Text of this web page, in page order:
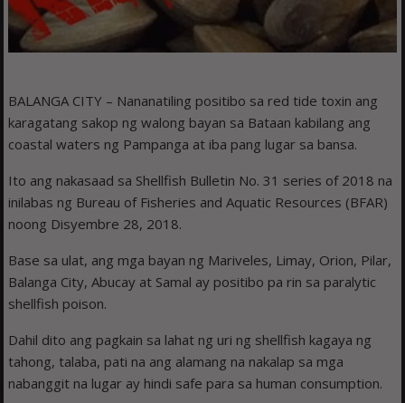
BALANGA CITY – Nananatiling positibo sa red tide toxin ang
karagatang sakop ng walong bayan sa Bataan kabilang ang
coastal waters ng Pampanga at iba pang lugar sa bansa.
Ito ang nakasaad sa Shellfish Bulletin No. 31 series of 2018 na
inilabas ng Bureau of Fisheries and Aquatic Resources (BFAR)
noong Disyembre 28, 2018.
Base sa ulat, ang mga bayan ng Mariveles, Limay, Orion, Pilar,
Balanga City, Abucay at Samal ay positibo pa rin sa paralytic
shellfish poison.
Dahil dito ang pagkain sa lahat ng uri ng shellfish kagaya ng
tahong, talaba, pati na ang alamang na nakalap sa mga
nabanggit na lugar ay hindi safe para sa human consumption.